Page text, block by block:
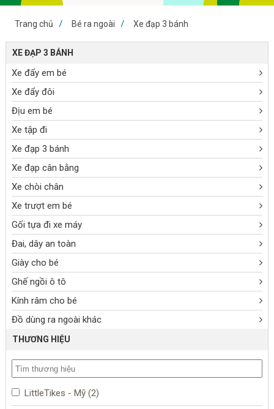
Trang chủ Bé ra ngoài Xe đạp 3 bánh
XE ĐẠP 3 BÁNH
Xe đẩy em bé
Xe đẩy đôi
Địu em bé
Xe tập đi
Xe đạp 3 bánh
Xe đạp cân bằng
Xe chòi chân
Xe trượt em bé
Gối tựa đi xe máy
Đai, dây an toàn
Giày cho bé
Ghế ngồi ô tô
Kính râm cho bé
Đồ dùng ra ngoài khác
THƯƠNG HIỆU
LittleTikes - Mỹ (2)